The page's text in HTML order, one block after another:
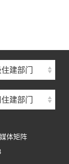
建部门
建部门
体矩阵